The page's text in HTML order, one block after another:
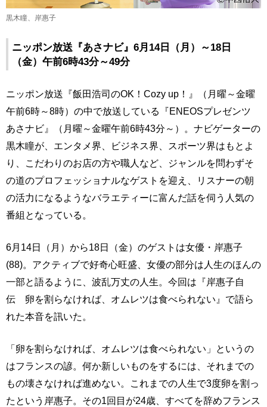
黒木瞳、岸惠子
ニッポン放送『あさナビ』6月14日（月）～18日
（金）午前6時43分～49分
ニッポン放送『飯田浩司のOK！Cozy up！』（月曜～金曜
午前6時～8時）の中で放送している『ENEOSプレゼンツ
あさナビ』（月曜～金曜午前6時43分～）。ナビゲーターの
黒木瞳が、エンタメ界、ビジネス界、スポーツ界はもとよ
り、こだわりのお店の方や職人など、ジャンルを問わずそ
の道のプロフェッショナルなゲストを迎え、リスナーの朝
の活力になるようなバラエティーに富んだ話を伺う人気の
番組となっている。
6月14日（月）から18日（金）のゲストは女優・岸惠子
(88)。アクティブで好奇心旺盛、女優の部分は人生のほんの
一部と語るように、波乱万丈の人生。今回は『岸惠子自
伝 卵を割らなければ、オムレツは食べられない』で語ら
れた本音を訊いた。
「卵を割らなければ、オムレツは食べられない」というの
はフランスの諺。何か新しいものをするには、それまでの
もの壊さなければ進めない。これまでの人生で3度卵を割っ
たという岸惠子。その1回目が24歳、すべてを辞めフランス